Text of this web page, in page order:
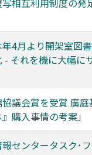
相互利用制度の発
4月より開架室図
- それを機に大幅に
議会賞を受賞 廣
購入事情の考案」
センタータスク･